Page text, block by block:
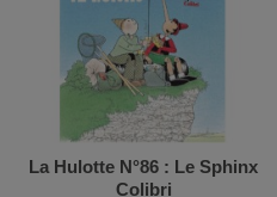
La Hulotte N°86 : Le Sphinx
Colibri